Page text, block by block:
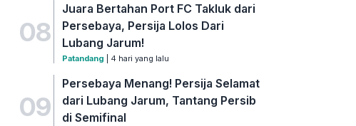
08
Juara Bertahan Port FC Takluk dari
Persebaya, Persija Lolos Dari
Lubang Jarum!
Patandang | 4 hari yang lalu
09
Persebaya Menang! Persija Selamat
dari Lubang Jarum, Tantang Persib
di Semifinal